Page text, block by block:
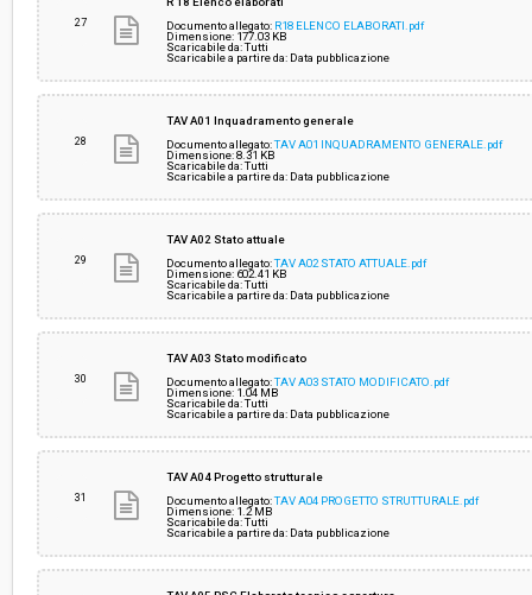
27
Documento allegato: R18 ELENCO ELABORATI.pdf
Dimensione: 177.03 KB
Scaricabile da: Tutti
Scaricabile a partire da: Data pubblicazione
28
TAV A01 Inquadramento generale
Documento allegato:TAV A01 INQUADRAMENTO GENERALE.pdf
Dimensione: 8.31 KB
Scaricabile da: Tutti
Scaricabile a partire da: Data pubblicazione
29
TAV A02 Stato attuale
Documento allegato:TAV A02 STATO ATTUALE.pdf
Dimensione: 602.41 KB
Scaricabile da: Tutti
Scaricabile a partire da: Data pubblicazione
30
TAV A03 Stato modificato
Documento allegato:TAV A03 STATO MODIFICATO.pdf
Dimensione: 1.04 MB
Scaricabile da: Tutti
Scaricabile a partire da: Data pubblicazione
31
TAV A04 Progetto strutturale
Documento allegato:TAV A04 PROGETTO STRUTTURALE.pdf
Dimensione: 1.2 MB
Scaricabile da: Tutti
Scaricabile a partire da: Data pubblicazione